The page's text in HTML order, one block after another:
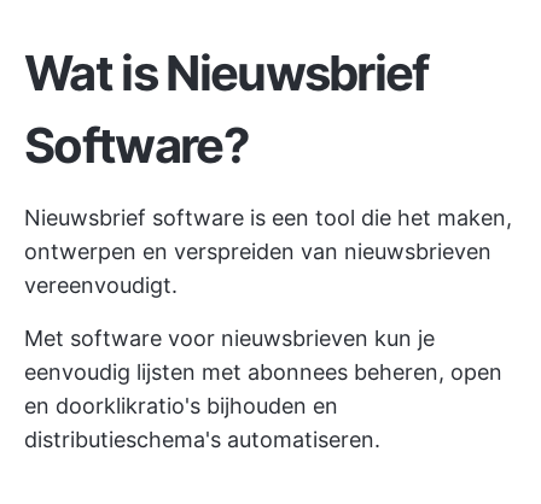
Wat is Nieuwsbrief
Software?
Nieuwsbrief software is een tool die het maken,
ontwerpen en verspreiden van nieuwsbrieven
vereenvoudigt.
Met software voor nieuwsbrieven kun je
eenvoudig lijsten met abonnees beheren, open
en doorklikratio's bijhouden en
distributieschema's automatiseren.